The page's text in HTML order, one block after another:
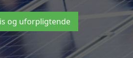
og uforpligtende